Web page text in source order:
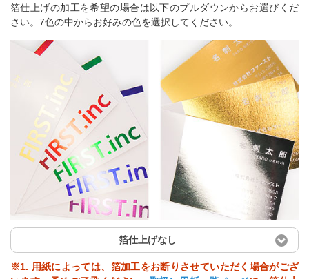
箔仕上げの加工を希望の場合は以下のプルダウンからお選びくだ
さい。7色の中からお好みの色を選択してください。
箔仕上げなし
※1. 用紙によっては、箔加工をお断りさせていただく場合がござ